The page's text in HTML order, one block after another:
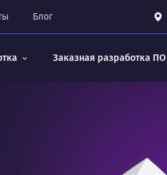
Блог
Заказная разработка ПО